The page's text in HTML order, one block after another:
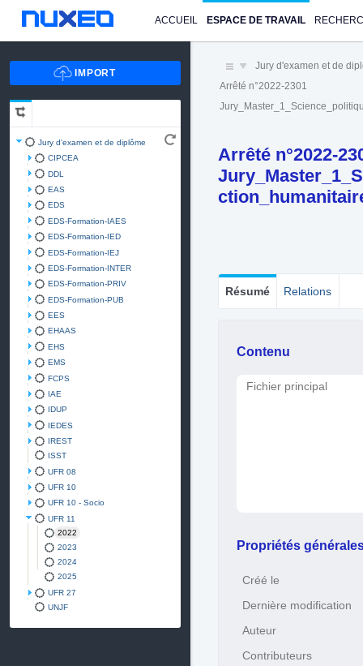
ACCUEIL ESPACE DE TRAVAIL
Jury d'examen et de diplôme
CIPCEA
DDL
EAS
EDS
EDS-Formation-IAES
EDS-Formation-IED
EDS-Formation-IEJ
EDS-Formation-INTER
EDS-Formation-PRIV
EDS-Formation-PUB
EES
EHAAS
EHS
EMS
FCPS
IAE
IDUP
IEDES
IREST
ISST
UFR 08
UFR 10
UFR 10 - Socio
UFR 11
2022
2023
2024
2025
UFR 27
UNJF
Jury d'examen et de
Arrêté n°2022-2301
Arrêté n°2022-
Résumé Relations
Contenu
Fichier principal
Propriétés
Créé le
Dernière modification
Auteur
Contributeurs